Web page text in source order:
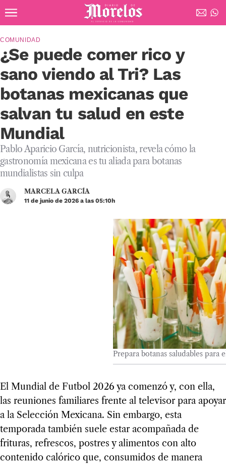
Diario de Morelos
¿Se puede comer rico y
sano viendo al Tri? Las
botanas mexicanas que
salvan tu salud en este
Mundial
COMUNIDAD
Pablo Aparicio García, nutricionista, revela cómo la
gastronomía mexicana es tu aliada para botanas
mundialistas sin culpa
MARCELA GARCÍA
11 de junio de 2026 a las 05:10h
Prepara botanas saludables para
El Mundial de Futbol 2026 ya comenzó y, con ella,
las reuniones familiares frente al televisor para apoyar
a la Selección Mexicana. Sin embargo, esta
temporada también suele estar acompañada de
frituras, refrescos, postres y alimentos con alto
contenido calórico que, consumidos de manera